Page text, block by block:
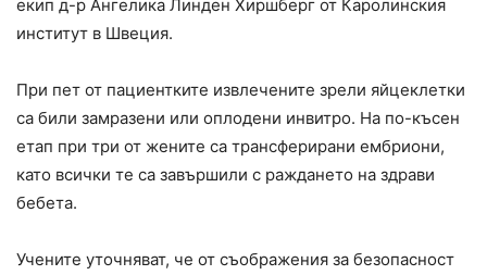
екип д-р Ангелика Линден Хиршберг от Каролинския
институт в Швеция.
При пет от пациентките извлечените зрели яйцеклетки
са били замразени или оплодени инвитро. На по-късен
етап при три от жените са трансферирани ембриони,
като всички те са завършили с раждането на здрави
бебета.
Учените уточняват, че от съображения за безопасност